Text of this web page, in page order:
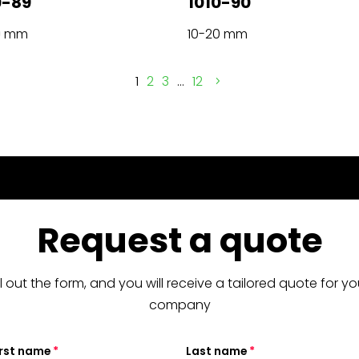
mm 10-20 mm
1 2 3 … 12
Request a quote
out the form, and you will receive a tailored quote for
company
name Last name